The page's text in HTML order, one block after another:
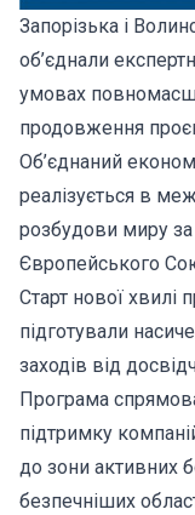
Запорізька і
об’єднали
умовах
продовження
Об’єднаний
реалізується в
розбудови миру за
Європейського
Старт нової хвилі
підготували
заходів від
Програма
підтримку
до зони активних
безпечніших